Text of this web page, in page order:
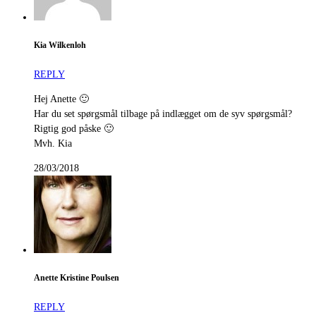
Kia Wilkenloh
REPLY
Hej Anette 🙂
Har du set spørgsmål tilbage på indlægget om de syv spørgsmål?
Rigtig god påske 🙂
Mvh. Kia
28/03/2018
Anette Kristine Poulsen
REPLY